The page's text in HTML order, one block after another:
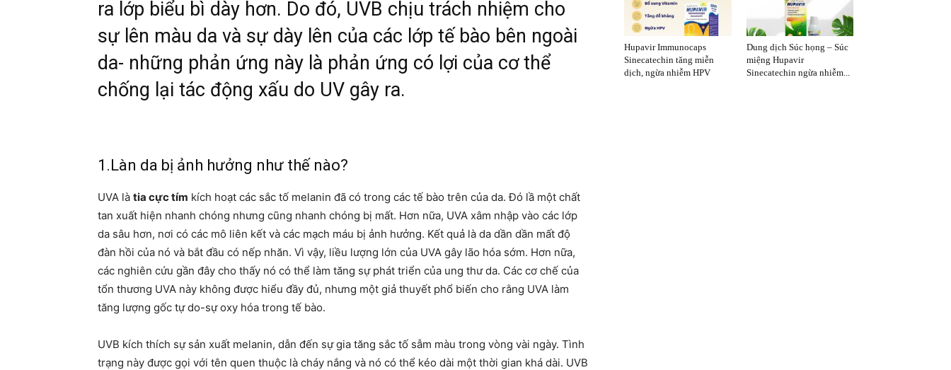
ra lớp biểu bì dày hơn. Do đó, UVB chịu trách nhiệm cho
sự lên màu da và sự dày lên của các lớp tế bào bên ngoài
da- những phản ứng này là phản ứng có lợi của cơ thể
chống lại tác động xấu do UV gây ra.
1.Làn da bị ảnh hưởng như thế nào?
UVA là tia cực tím kích hoạt các sắc tố melanin đã có trong các tế bào trên của da. Đó lầ một chất
tan xuất hiện nhanh chóng nhưng cũng nhanh chóng bị mất. Hơn nữa, UVA xâm nhập vào các lớp
da sâu hơn, nơi có các mô liên kết và các mạch máu bị ảnh hưởng. Kết quả là da dần dần mất độ
đàn hồi của nó và bắt đầu có nếp nhăn. Vì vậy, liều lượng lớn của UVA gây lão hóa sớm. Hơn nữa,
các nghiên cứu gần đây cho thấy nó có thể làm tăng sự phát triển của ung thư da. Các cơ chế của
tổn thương UVA này không được hiểu đầy đủ, nhưng một giả thuyết phổ biến cho rằng UVA làm
tăng lượng gốc tự do-sự oxy hóa trong tế bào.
UVB kích thích sự sản xuất melanin, dẫn đến sự gia tăng sắc tố sẫm màu trong vòng vài ngày. Tình
trạng này được gọi với tên quen thuộc là cháy nắng và nó có thể kéo dài một thời gian khá dài. UVB
Hupavir Immunocaps
Sinecatechin tăng miễn
dịch, ngừa nhiễm HPV
Dung dịch Súc họng – Súc
miệng Hupavir
Sinecatechin ngừa nhiễm...